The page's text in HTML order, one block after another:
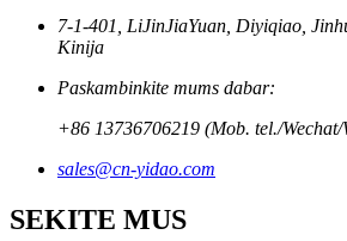
7-1-401, LiJinJiaYuan, Diyiqiao,
Kinija
Paskambinkite mums dabar:
+86 13736706219 (Mob. tel./Wechat/
sales@cn-yidao.com
SEKITE MUS